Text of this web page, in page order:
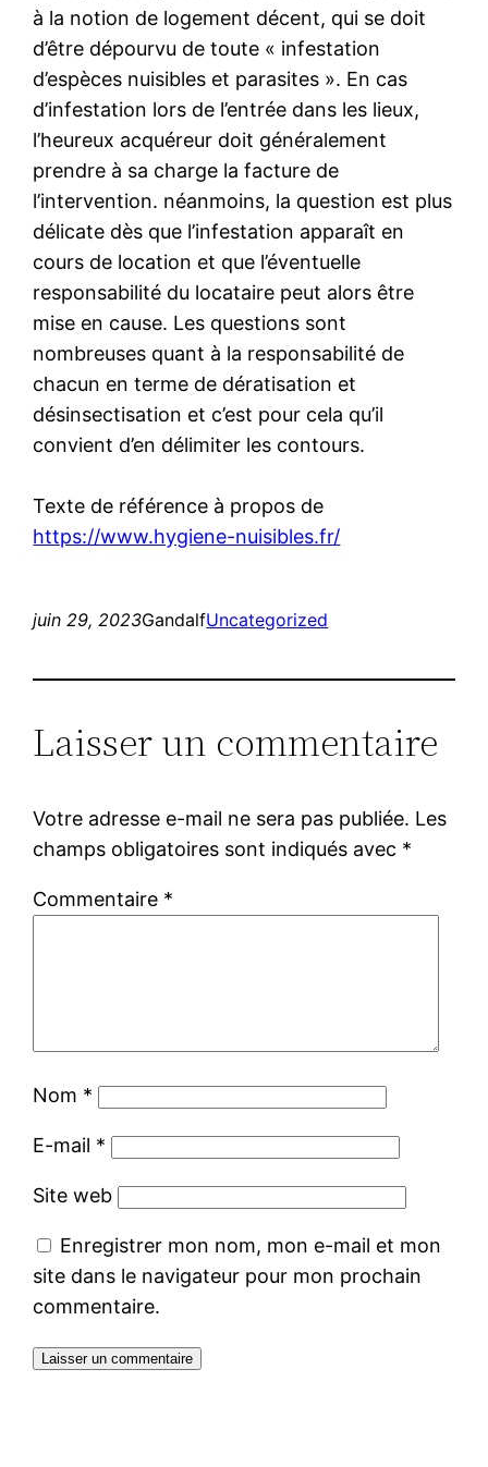
à la notion de logement décent, qui se doit
d’être dépourvu de toute « infestation
d’espèces nuisibles et parasites ». En cas
d’infestation lors de l’entrée dans les lieux,
l’heureux acquéreur doit généralement
prendre à sa charge la facture de
l’intervention. néanmoins, la question est plus
délicate dès que l’infestation apparaît en
cours de location et que l’éventuelle
responsabilité du locataire peut alors être
mise en cause. Les questions sont
nombreuses quant à la responsabilité de
chacun en terme de dératisation et
désinsectisation et c’est pour cela qu’il
convient d’en délimiter les contours.
Texte de référence à propos de
https://www.hygiene-nuisibles.fr/
juin 29, 2023GandalfUncategorized
Laisser un commentaire
Votre adresse e-mail ne sera pas publiée. Les
champs obligatoires sont indiqués avec *
Commentaire *
Nom *
E-mail *
Site web
Enregistrer mon nom, mon e-mail et mon
site dans le navigateur pour mon prochain
commentaire.